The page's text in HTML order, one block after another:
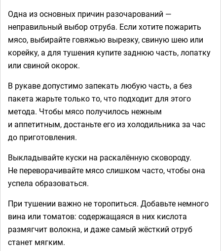
Одна из основных причин разочарований —
неправильный выбор отруба. Если хотите пожарить
мясо, выбирайте говяжью вырезку, свиную шею или
корейку, а для тушения купите заднюю часть, лопатку
или свиной окорок.
В рукаве допустимо запекать любую часть, а без
пакета жарьте только то, что подходит для этого
метода. Чтобы мясо получилось нежным
и аппетитным, достаньте его из холодильника за час
до приготовления.
Выкладывайте куски на раскалённую сковороду.
Не переворачивайте мясо слишком часто, чтобы она
успела образоваться.
При тушении важно не торопиться. Добавьте немного
вина или томатов: содержащаяся в них кислота
размягчит волокна, и даже самый жёсткий отруб
станет мягким.